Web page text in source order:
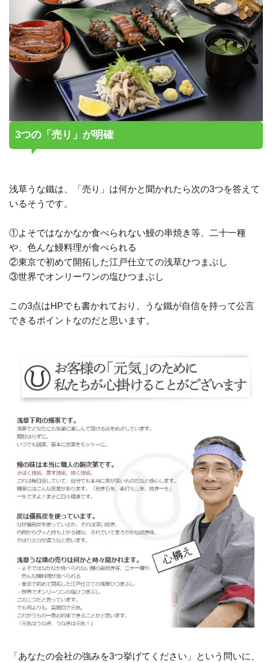
3つの「売り」が明確
浅草うな鐵は、「売り」は何かと聞かれたら次の3つを答えて
いるそうです。
①よそではなかなか食べられない鰻の串焼き等、二十一種
や、色んな鰻料理が食べられる
②東京で初めて開拓した江戸仕立ての浅草ひつまぶし
③世界でオンリーワンの塩ひつまぶし
この3点はHPでも書かれており、うな鐵が自信を持って公言
できるポイントなのだと思います。
「あなたの会社の強みを3つ挙げてください」という問いに、